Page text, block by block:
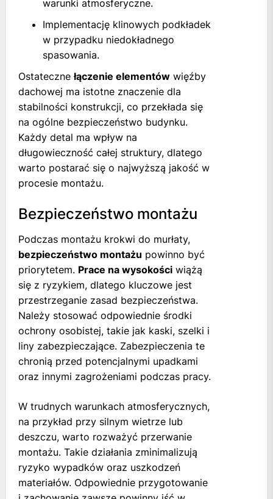
warunki atmosferyczne.
Implementację klinowych podkładek
w przypadku niedokładnego
spasowania.
Ostatecznełączenie elementów więźby
dachowej ma istotne znaczenie dla
stabilności konstrukcji, co przekłada się
na ogólne bezpieczeństwo budynku.
Każdy detal ma wpływ na
długowieczność całej struktury, dlatego
warto postarać się o najwyższą jakość w
procesie montażu.
Bezpieczeństwo montażu
Podczas montażu krokwi do murłaty,
bezpieczeństwo montażu powinno być
priorytetem. Prace na wysokości wiążą
się z ryzykiem, dlatego kluczowe jest
przestrzeganie zasad bezpieczeństwa.
Należy stosować odpowiednie środki
ochrony osobistej, takie jak kaski, szelki i
liny zabezpieczające. Zabezpieczenia te
chronią przed potencjalnymi upadkami
oraz innymi zagrożeniami podczas pracy.
W trudnych warunkach atmosferycznych,
na przykład przy silnym wietrze lub
deszczu, warto rozważyć przerwanie
montażu. Takie działania zminimalizują
ryzyko wypadków oraz uszkodzeń
materiałów. Odpowiednie przygotowanie